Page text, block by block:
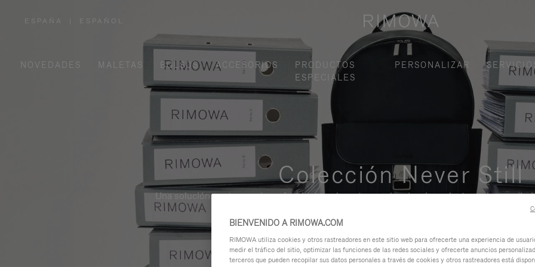
ESPAÑA | ESPAÑOL
NOVEDADES MALETAS BOLSOS ACCESORIOS
PRODUCTOS
ESPECIALES
PERSONALIZAR
Colección Never Still
Una solución contemporánea, funcional y elegante para los desplazamientos urbanos
BIENVENIDO A RIMOWA.COM
RIMOWA utiliza cookies y otros rastreadores en este sitio web para ofrecerte una experiencia de
medir el tráfico del sitio, optimizar las funciones de las redes sociales y ofrecerte anuncios
terceros que pueden recopilar sus datos personales a través de cookies y otros rastreadores está